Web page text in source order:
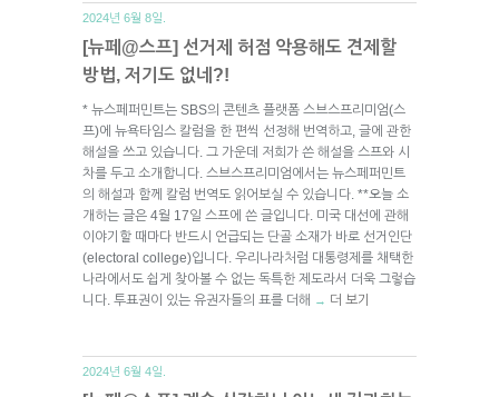
2024년 6월 8일.
[뉴페@스프] 선거제 허점 악용해도 견제할
방법, 저기도 없네?!
* 뉴스페퍼민트는 SBS의 콘텐츠 플랫폼 스브스프리미엄(스
프)에 뉴욕타임스 칼럼을 한 편씩 선정해 번역하고, 글에 관한
해설을 쓰고 있습니다. 그 가운데 저희가 쓴 해설을 스프와 시
차를 두고 소개합니다. 스브스프리미엄에서는 뉴스페퍼민트
의 해설과 함께 칼럼 번역도 읽어보실 수 있습니다. **오늘 소
개하는 글은 4월 17일 스프에 쓴 글입니다. 미국 대선에 관해
이야기할 때마다 반드시 언급되는 단골 소재가 바로 선거인단
(electoral college)입니다. 우리나라처럼 대통령제를 채택한
나라에서도 쉽게 찾아볼 수 없는 독특한 제도라서 더욱 그렇습
니다. 투표권이 있는 유권자들의 표를 더해 → 더 보기
2024년 6월 4일.